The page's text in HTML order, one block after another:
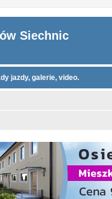
Siechnic
jazdy, galerie, video.